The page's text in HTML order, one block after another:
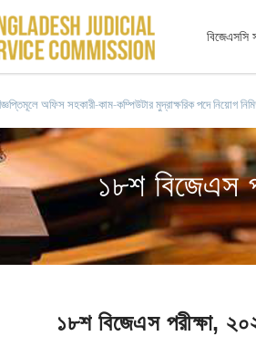
বিজেএসসি
জারিকারক পদে লিখিত পরীক্ষার ফলাফল এবং মৌখিক
১৮শ বিজেএস
১৮শ বিজেএস পরীক্ষা,